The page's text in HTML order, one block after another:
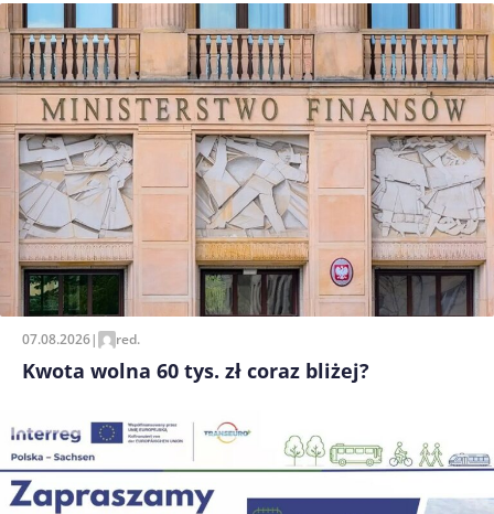
07.08.2026| red.
Kwota wolna 60 tys. zł coraz bliżej?